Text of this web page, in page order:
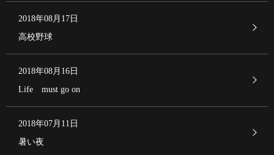
2018年08月17日
高校野球
2018年08月16日
Life must go on
2018年07月11日
暑い夜